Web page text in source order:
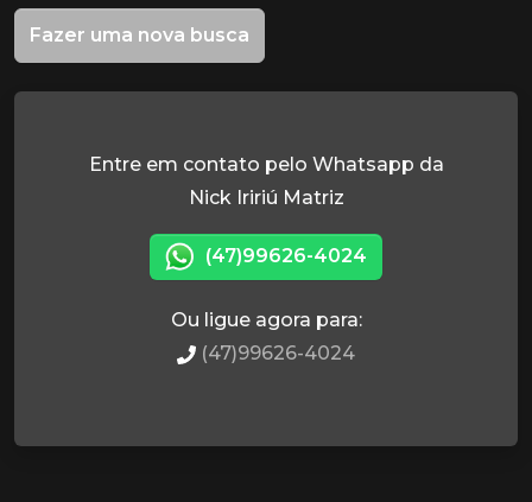
Fazer uma nova busca
Entre em contato pelo Whatsapp da
Nick Iririú Matriz
(47)99626-4024
Ou ligue agora para:
(47)99626-4024